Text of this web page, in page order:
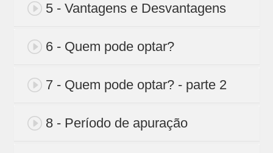
5 - Vantagens e Desvantagens
6 - Quem pode optar?
7 - Quem pode optar? - parte 2
8 - Período de apuração